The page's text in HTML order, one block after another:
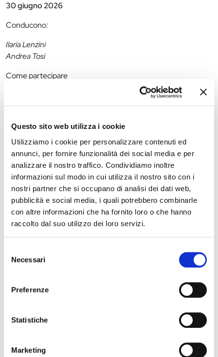
Questo sito web utilizza i cookie
Utilizziamo i cookie per personalizzare contenuti ed
annunci, per fornire funzionalità dei social media e per
analizzare il nostro traffico. Condividiamo inoltre
informazioni sul modo in cui utilizza il nostro sito con i
nostri partner che si occupano di analisi dei dati web,
pubblicità e social media, i quali potrebbero combinarle
con altre informazioni che ha fornito loro o che hanno
raccolto dal suo utilizzo dei loro servizi.
delNecessari
Preferenze
Statistiche
Marketing
30 giugno 2026
Conducono:
Ilaria Lenzini
Andrea Tosi
Come partecipare
L’evento è aperto a coloro che si iscriveranno:
scrivendo a:ilaria.contado@edu.unife.it
Si evidenzia che raggiunto il numero massimo di 15
partecipanti, dando priorità alla comunità studentesca, non
sarà più possibile iscriversi all’evento.
Maggiori informazioni
Si consiglia di indossare abbigliamento comodo e portare
un tappetino.
The editorial team is not responsible for any inaccuracies or
changes in the program of events reported. In case of
cancellation, variation, modification of the information of an
event you can write to